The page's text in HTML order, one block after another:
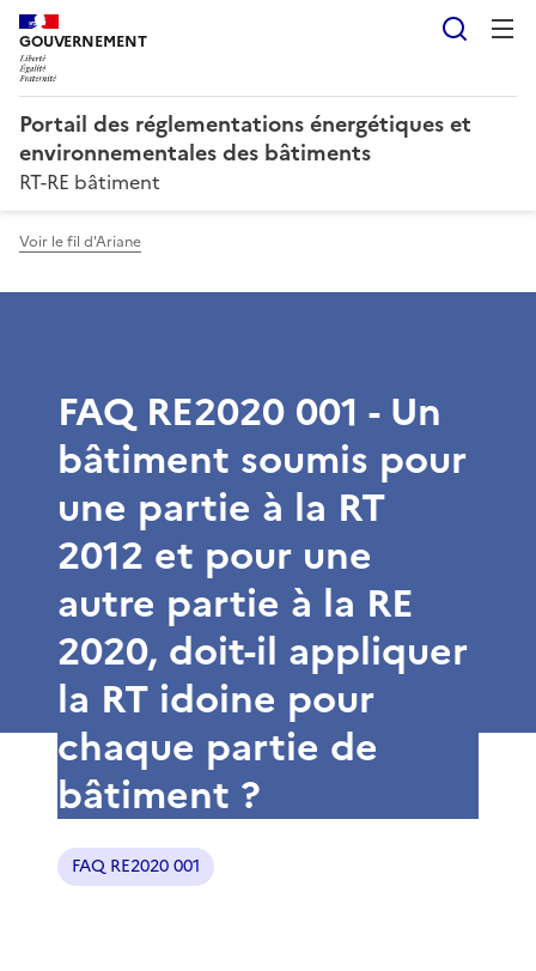
GOUVERNEMENT
Portail des réglementations énergétiques et
environnementales des bâtiments
RT-RE bâtiment
Voir le fil d'Ariane
FAQ RE2020 001 - Un
bâtiment soumis pour
une partie à la RT
2012 et pour une
autre partie à la RE
2020, doit-il appliquer
la RT idoine pour
chaque partie de
bâtiment ?
FAQ RE2020 001